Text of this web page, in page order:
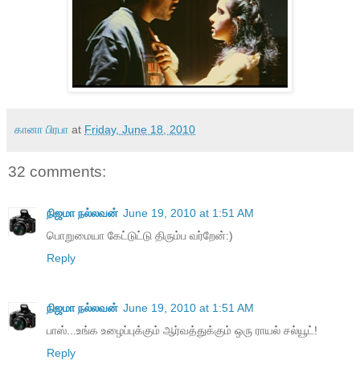
கானா பிரபா at Friday, June 18, 2010
32 comments:
நிஜமா நல்லவன் June 19, 2010 at 1:51 AM
பொறுமையா கேட்டுட்டு திரும்ப வர்றேன்:)
Reply
நிஜமா நல்லவன் June 19, 2010 at 1:51 AM
பாஸ்...உங்க உழைப்புக்கும் ஆர்வத்துக்கும் ஒரு ராயல் சல்யூட்!
Reply